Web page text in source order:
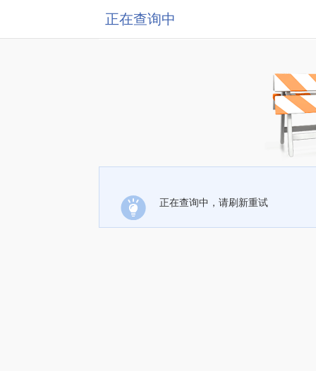
正在查询中
正在查询中，请刷新重试